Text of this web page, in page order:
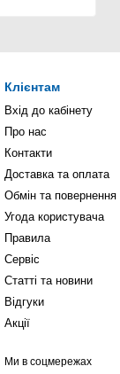
Клієнтам
Вхід до кабінету
Про нас
Контакти
Доставка та оплата
Обмін та повернення
Угода користувача
Правила
Сервіс
Статті та новини
Відгуки
Акції
Ми в соцмережах